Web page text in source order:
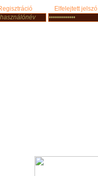
Elfelejtett jelszó